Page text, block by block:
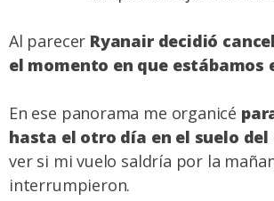
Al parecer Ryanair decidió
el momento en que estábamos
En ese panorama me organicé
hasta el otro día en el suelo
ver si mi vuelo saldría por la
interrumpieron.